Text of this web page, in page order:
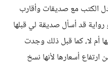
الكتب مع صديقات وأقارب
قد أسأل صديقة لي قبلها
أم لا، كما قبل ذلك وجدت
أسعارها لأنها نسخ